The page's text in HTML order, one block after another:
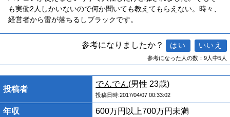
も実働2人しかいないので何か聞いても教えてもらえない。時々、
経営者から雷が落ちるしブラックです。
参考になりましたか？
参考になった人の数：9人中5人
投稿者
でんでん(男性 23歳)
投稿日時:2017/04/07 00:33:02
年収
600万円以上700万円未満